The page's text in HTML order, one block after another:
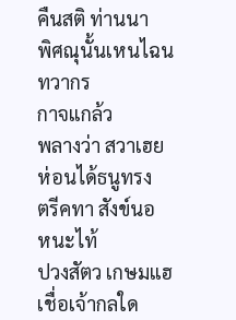
คืนสติ ท่านนา
พิศณุนั้นเหนไฉน
ทวากร
กาจแกล้ว
พลางว่า สวาเฮย
ห่อนได้ธนูทรง
ตรีคทา สังข์นอ
หนะไท้
ปวงสัตว เกษมแฮ
เชื่อเจ้ากลใด